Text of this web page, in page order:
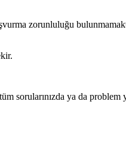
zorunluluğu
sorularınızda ya da problem